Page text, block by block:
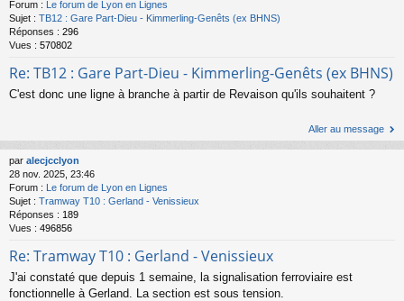
Forum : Le forum de Lyon en Lignes
Sujet : TB12 : Gare Part-Dieu - Kimmerling-Genêts (ex BHNS)
Réponses : 296
Vues : 570802
Re: TB12 : Gare Part-Dieu - Kimmerling-Genêts (ex BHNS)
C'est donc une ligne à branche à partir de Revaison qu'ils souhaitent ?
Aller au message
par alecjcclyon
28 nov. 2025, 23:46
Forum : Le forum de Lyon en Lignes
Sujet : Tramway T10 : Gerland - Venissieux
Réponses : 189
Vues : 496856
Re: Tramway T10 : Gerland - Venissieux
J'ai constaté que depuis 1 semaine, la signalisation ferroviaire est
fonctionnelle à Gerland. La section est sous tension.